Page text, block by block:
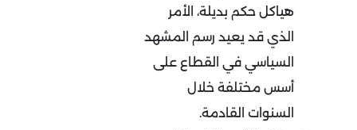
هياكل حكم بديلة، الأمر
الذي قد يعيد رسم المشهد
السياسي في القطاع على
أسس مختلفة خلال
السنوات القادمة.